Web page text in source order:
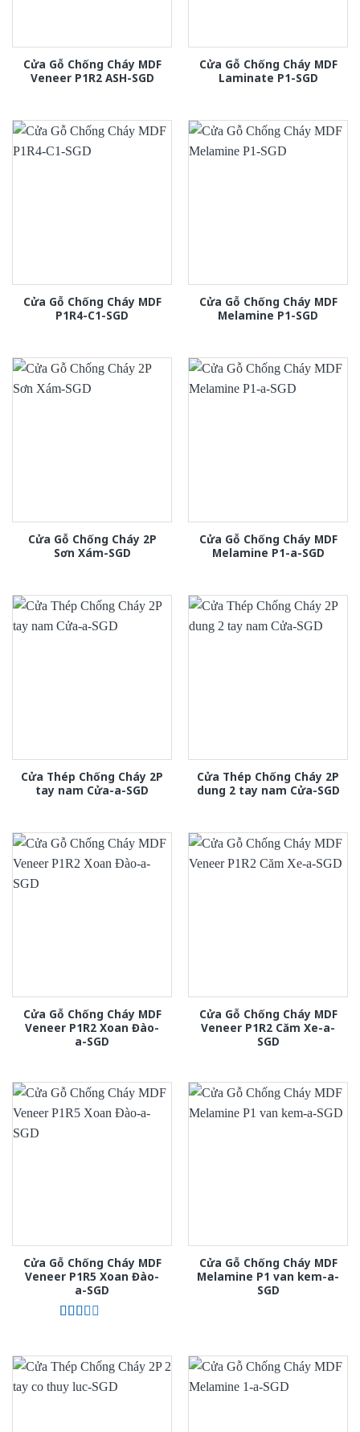
Cửa Gỗ Chống Cháy MDF
Veneer P1R2 ASH-SGD
Cửa Gỗ Chống Cháy MDF
Laminate P1-SGD
Cửa Gỗ Chống Cháy MDF
P1R4-C1-SGD
Cửa Gỗ Chống Cháy MDF
Melamine P1-SGD
Cửa Gỗ Chống Cháy 2P
Sơn Xám-SGD
Cửa Gỗ Chống Cháy MDF
Melamine P1-a-SGD
Cửa Thép Chống Cháy 2P
tay nam Cửa-a-SGD
Cửa Thép Chống Cháy 2P
dung 2 tay nam Cửa-SGD
Cửa Gỗ Chống Cháy MDF
Veneer P1R2 Xoan Đào-
a-SGD
Cửa Gỗ Chống Cháy MDF
Veneer P1R2 Căm Xe-a-
SGD
Cửa Gỗ Chống Cháy MDF
Veneer P1R5 Xoan Đào-
a-SGD
hạng
2.00
5
sao
Cửa Gỗ Chống Cháy MDF
Melamine P1 van kem-a-
SGD